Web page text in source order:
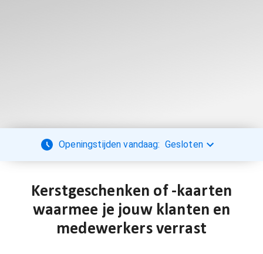
Openingstijden vandaag: Gesloten
Kerstgeschenken of -kaarten
waarmee je jouw klanten en
medewerkers verrast